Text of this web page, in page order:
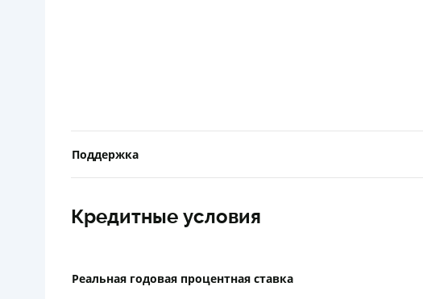
Поддержка
Кредитные условия
Реальная годовая процентная ставка